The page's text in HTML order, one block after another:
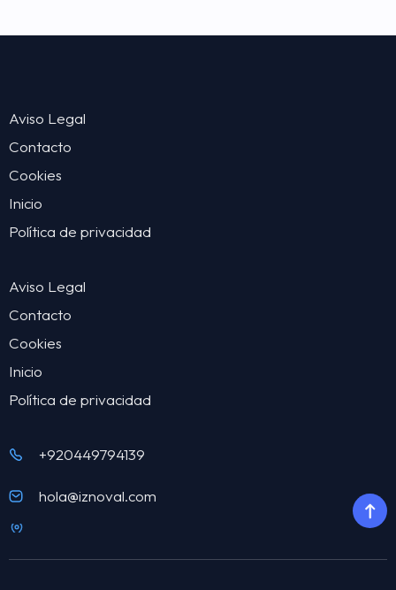
Aviso Legal
Contacto
Cookies
Inicio
Política de privacidad
Aviso Legal
Contacto
Cookies
Inicio
Política de privacidad
+920449794139
hola@iznoval.com